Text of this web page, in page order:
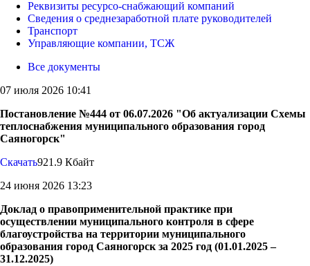
Реквизиты ресурсо-снабжающий компаний
Сведения о среднезаработной плате руководителей
Транспорт
Управляющие компании, ТСЖ
Все документы
07 июля 2026 10:41
Постановление №444 от 06.07.2026 "Об актуализации Схемы
теплоснабжения муниципального образования город
Саяногорск"
Скачать921.9 Кбайт
24 июня 2026 13:23
Доклад о правоприменительной практике при
осуществлении муниципального контроля в сфере
благоустройства на территории муниципального
образования город Саяногорск за 2025 год (01.01.2025 –
31.12.2025)